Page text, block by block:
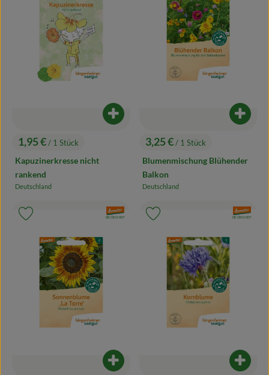
, Preis:
1,95 €/ 1 Stück
Kapuzinerkresse nicht
rankend
, Herkunft:
Deutschland
Produkt zum Warenkorb hinzufügen
, Preis:
3,25 €/ 1 Stück
Blumenmischung Blühender
Balkon
, Herkunft:
Deutschland
Produkt zum Warenkorb hinzufügen
, Verband:
, Kontrollstelle:
DE-ÖKO-007
Produkt zu Favouriten hinzufügen
, Verband:
, Kontrollstelle:
DE-ÖKO-007
Produkt zu Favouriten hinzufügen